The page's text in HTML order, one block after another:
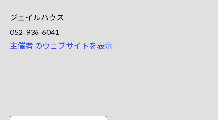
ジェイルハウス
052-936-6041
主催者 のウェブサイトを表示